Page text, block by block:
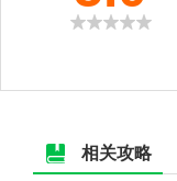
相关攻略